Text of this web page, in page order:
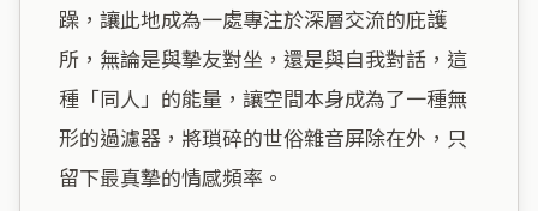
躁，讓此地成為一處專注於深層交流的庇護
所，無論是與摯友對坐，還是與自我對話，這
種「同人」的能量，讓空間本身成為了一種無
形的過濾器，將瑣碎的世俗雜音屏除在外，只
留下最真摯的情感頻率。